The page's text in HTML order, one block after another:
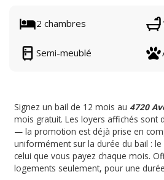
2 chambres
Semi-meublé
Signez un bail de 12 mois au 4720
mois gratuit. Les loyers affichés sont
— la promotion est déjà prise en
uniformément sur la durée du bail :
celui que vous payez chaque mois.
logements seulement, pour une